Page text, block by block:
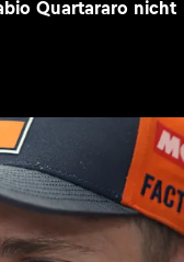
Quartararo nicht